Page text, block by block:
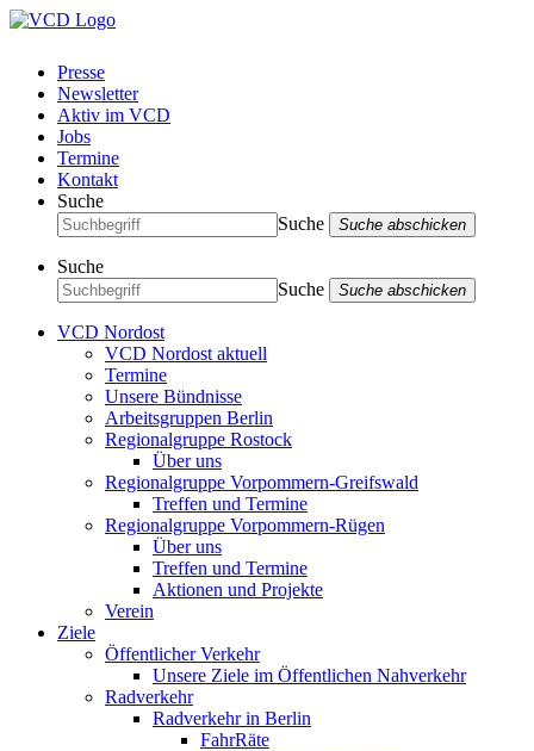
Presse
Newsletter
Aktiv im VCD
Jobs
Termine
Kontakt
Suche
Suche
Suche abschicken
Suche
Suche
Suche abschicken
VCD Nordost
VCD Nordost aktuell
Termine
Unsere Bündnisse
Arbeitsgruppen Berlin
Regionalgruppe Rostock
Über uns
Regionalgruppe Vorpommern-Greifswald
Treffen und Termine
Regionalgruppe Vorpommern-Rügen
Über uns
Treffen und Termine
Aktionen und Projekte
Verein
Ziele
Öffentlicher Verkehr
Unsere Ziele im Öffentlichen Nahverkehr
Radverkehr
Radverkehr in Berlin
FahrRäte